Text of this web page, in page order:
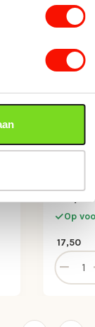
step
Op
17,50
Led